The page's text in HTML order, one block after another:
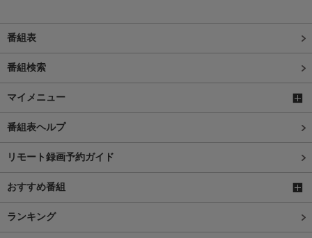
番組表
番組検索
マイメニュー
番組表ヘルプ
リモート録画予約ガイド
おすすめ番組
ランキング